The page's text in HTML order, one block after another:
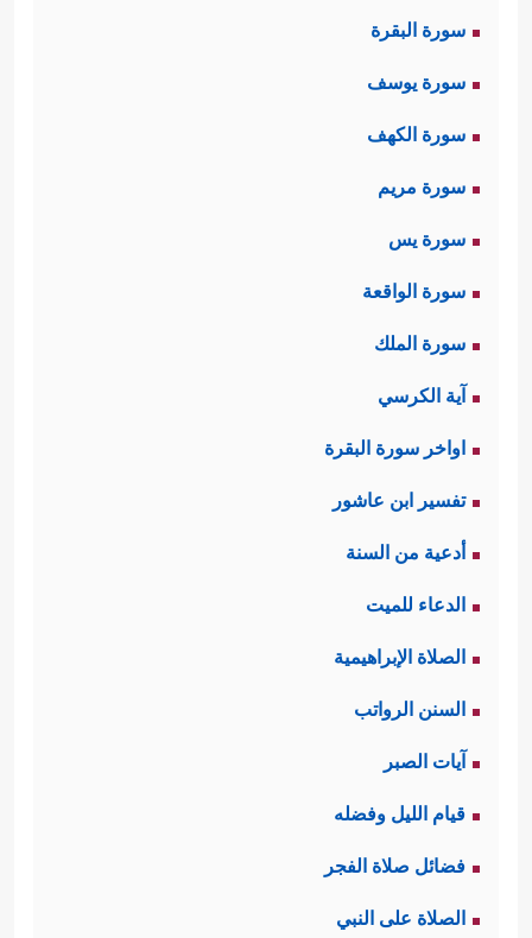
سورة البقرة
سورة يوسف
سورة الكهف
سورة مريم
سورة يس
سورة الواقعة
سورة الملك
آية الكرسي
اواخر سورة البقرة
تفسير ابن عاشور
أدعية من السنة
الدعاء للميت
الصلاة الإبراهيمية
السنن الرواتب
آيات الصبر
قيام الليل وفضله
فضائل صلاة الفجر
الصلاة على النبي